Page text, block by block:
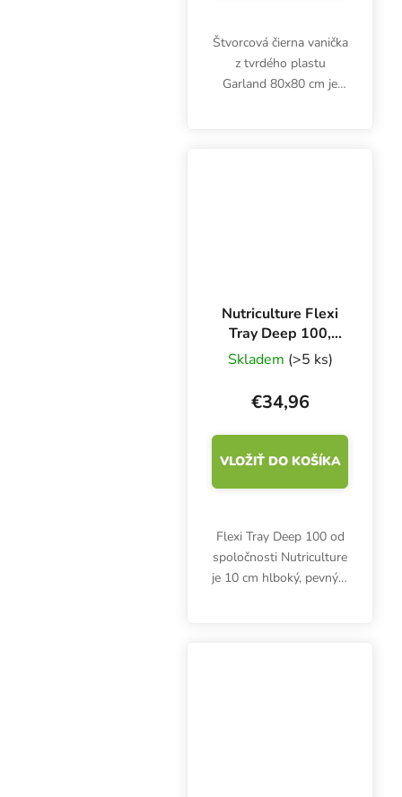
Štvorcová čierna vanička
z tvrdého plastu
Garland 80x80 cm je
Nutriculture Flexi
Tray Deep 100,
100x100x10 cm,
flexibilný zásobník
Skladem (>5 ks)
€34,96
VLOŽIŤ DO KOŠÍKA
Flexi Tray Deep 100 od
spoločnosti Nutriculture
je 10 cm hlboký, pevný a